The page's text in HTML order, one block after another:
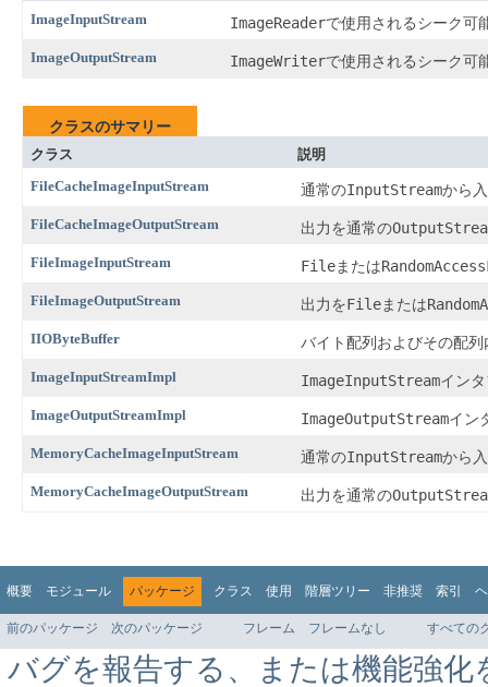
ImageInputStream
ImageReaderで使用されるシーク可
ImageOutputStream ImageWriterで使用されるシーク可
クラスのサマリー
クラス
説明
FileCacheImageInputStream
通常のInputStreamから
FileCacheImageOutputStream 出力を通常の
FileImageInputStream Fileまたは
FileImageOutputStream 出力をFileまたは
IIOByteBuffer バイト配列およびその配
ImageInputStreamImpl ImageInputStreamイン
ImageOutputStreamImpl ImageOutputStreamイン
MemoryCacheImageInputStream 通常のInputStreamから
MemoryCacheImageOutputStream 出力を通常の
概要 モジュール パッケージ クラス 使用 階層ツリー 非推奨 索引
前のパッケージ 次のパッケージ フレーム フレームなし すべての
バグを報告する、または機能強化